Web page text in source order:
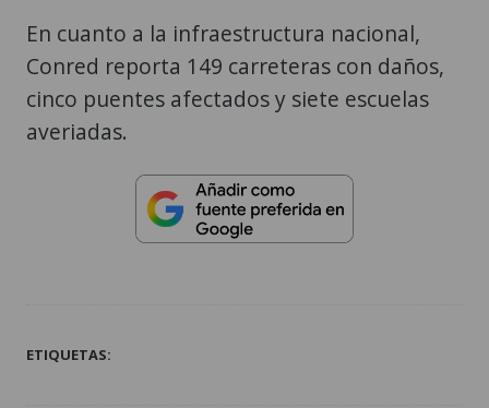
En cuanto a la infraestructura nacional,
Conred reporta 149 carreteras con daños,
cinco puentes afectados y siete escuelas
averiadas.
ETIQUETAS: